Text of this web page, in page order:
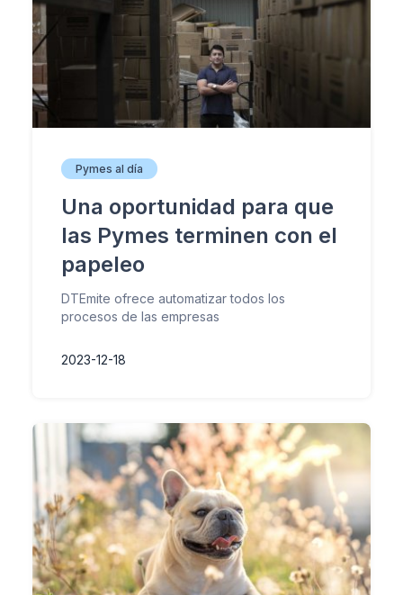
Pymes al día
Una oportunidad para que
las Pymes terminen con el
papeleo
DTEmite ofrece automatizar todos los
procesos de las empresas
2023-12-18